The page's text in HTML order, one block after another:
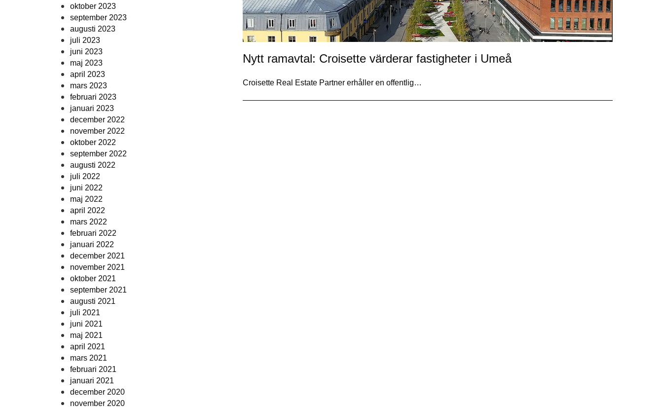
oktober 2023
september 2023
augusti 2023
juli 2023
juni 2023
maj 2023
april 2023
mars 2023
februari 2023
januari 2023
december 2022
november 2022
oktober 2022
september 2022
augusti 2022
juli 2022
juni 2022
maj 2022
april 2022
mars 2022
februari 2022
januari 2022
december 2021
november 2021
oktober 2021
september 2021
augusti 2021
juli 2021
juni 2021
maj 2021
april 2021
mars 2021
februari 2021
januari 2021
december 2020
november 2020
Nytt ramavtal: Croisette värderar fastigheter i Umeå
Croisette Real Estate Partner erhåller en offentlig…